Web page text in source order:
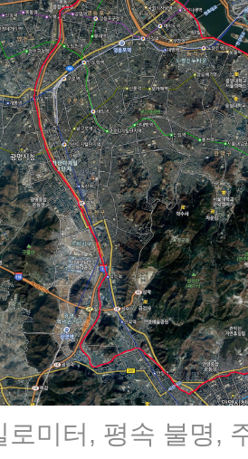
로미터, 평속 불명,